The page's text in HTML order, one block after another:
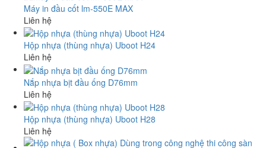
Máy in đầu cốt lm-550E MAX
Liên hệ
Hộp nhựa (thùng nhựa) Uboot H24
Liên hệ
Nắp nhựa bịt đầu ống D76mm
Liên hệ
Hộp nhựa (thùng nhựa) Uboot H28
Liên hệ